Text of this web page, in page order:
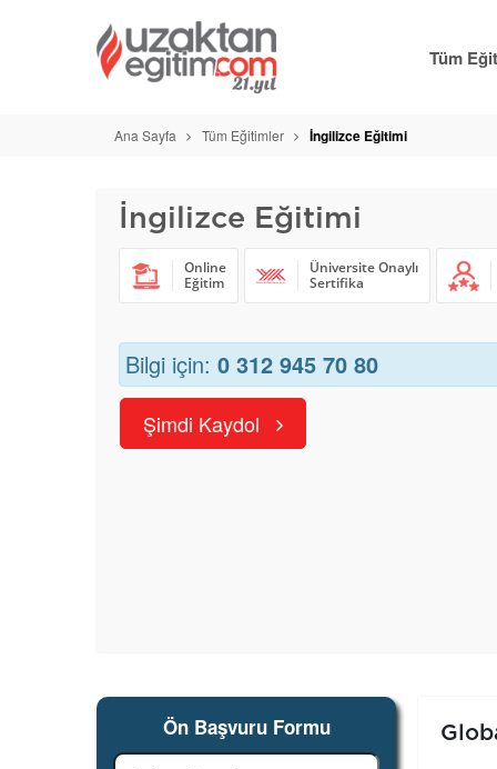
Tüm
Ana Sayfa Tüm Eğitimler İngilizce Eğitimi
İngilizce Eğitimi
Online
Eğitim
Üniversite Onaylı
Sertifika
Bilgi için: 0 312 945 70 80
Şimdi Kaydol
Ön Başvuru Formu